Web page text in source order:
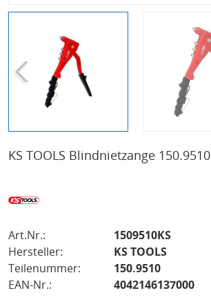
KS TOOLS Blindnietzange 150.9510
Art.Nr.:
1509510KS
Hersteller:
KS TOOLS
Teilenummer:
150.9510
EAN-Nr.:
4042146137000